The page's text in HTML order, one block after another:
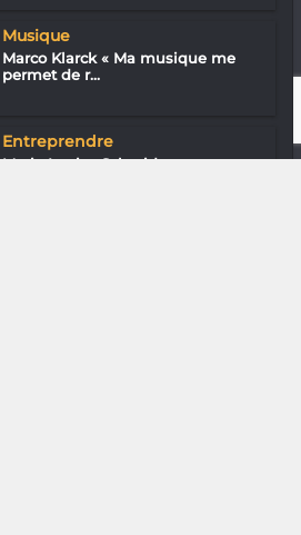
Musique
Marco Klarck « Ma musique me
permet de r...
Entreprendre
Marie Louise Schmidt